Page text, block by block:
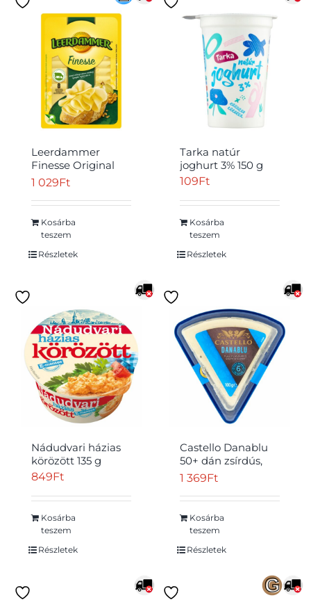
Leerdammer
Finesse Original
laktózmentes,
sajt 8 db 80 g
1 029Ft
Kosárba
teszem
Részletek
Tarka natúr
joghurt 3% 150 g
109Ft
Kosárba
teszem
Részletek
Nádudvari házias
körözött 135 g
849Ft
Kosárba
teszem
Részletek
Castello Danablu
50+ dán zsírdús,
kékpenésszel érő
g
1 369Ft
Kosárba
teszem
Részletek